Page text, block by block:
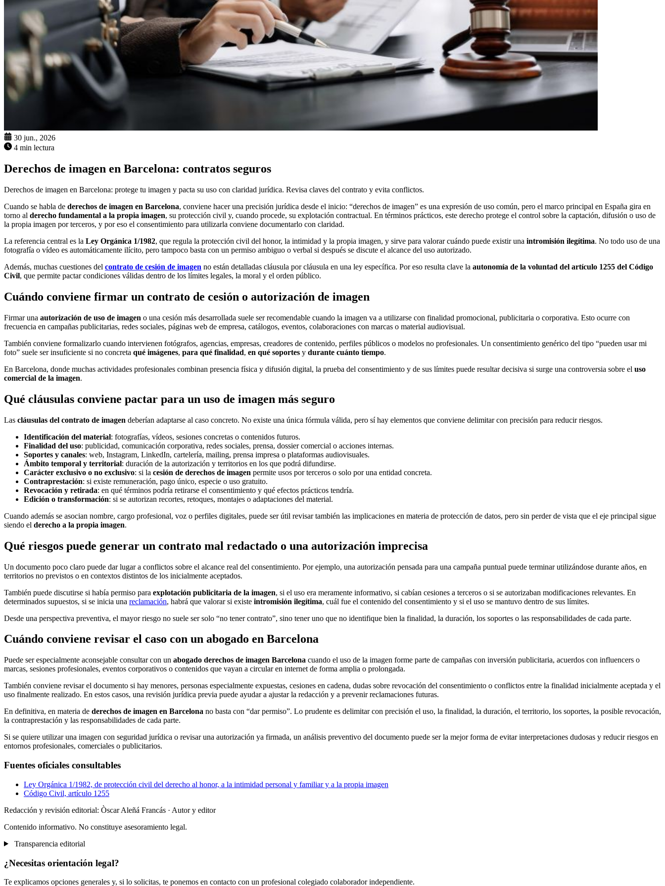
30 jun., 2026
4 min lectura
Derechos de imagen en Barcelona: contratos seguros
Derechos de imagen en Barcelona: protege tu imagen y pacta su uso con claridad jurídica. Revisa claves del contrato y evita conflictos.
Cuando se habla de derechos de imagen en Barcelona, conviene hacer una precisión jurídica desde el inicio: “derechos de imagen” es una expresión de uso común, pero el marco principal en España gira en
torno al derecho fundamental a la propia imagen, su protección civil y, cuando procede, su explotación contractual. En términos prácticos, este derecho protege el control sobre la captación, difusión o uso de
la propia imagen por terceros, y por eso el consentimiento para utilizarla conviene documentarlo con claridad.
La referencia central es la Ley Orgánica 1/1982, que regula la protección civil del honor, la intimidad y la propia imagen, y sirve para valorar cuándo puede existir una intromisión ilegítima. No todo uso de una
fotografía o vídeo es automáticamente ilícito, pero tampoco basta con un permiso ambiguo o verbal si después se discute el alcance del uso autorizado.
Además, muchas cuestiones del contrato de cesión de imagen no están detalladas cláusula por cláusula en una ley específica. Por eso resulta clave la autonomía de la voluntad del artículo 1255 del Código
Civil, que permite pactar condiciones válidas dentro de los límites legales, la moral y el orden público.
Cuándo conviene firmar un contrato de cesión o autorización de imagen
Firmar una autorización de uso de imagen o una cesión más desarrollada suele ser recomendable cuando la imagen va a utilizarse con finalidad promocional, publicitaria o corporativa. Esto ocurre con
frecuencia en campañas publicitarias, redes sociales, páginas web de empresa, catálogos, eventos, colaboraciones con marcas o material audiovisual.
También conviene formalizarlo cuando intervienen fotógrafos, agencias, empresas, creadores de contenido, perfiles públicos o modelos no profesionales. Un consentimiento genérico del tipo “pueden usar mi
foto” suele ser insuficiente si no concreta qué imágenes, para qué finalidad, en qué soportes y durante cuánto tiempo.
En Barcelona, donde muchas actividades profesionales combinan presencia física y difusión digital, la prueba del consentimiento y de sus límites puede resultar decisiva si surge una controversia sobre el uso
comercial de la imagen.
Qué cláusulas conviene pactar para un uso de imagen más seguro
Las cláusulas del contrato de imagen deberían adaptarse al caso concreto. No existe una única fórmula válida, pero sí hay elementos que conviene delimitar con precisión para reducir riesgos.
Identificación del material: fotografías, vídeos, sesiones concretas o contenidos futuros.
Finalidad del uso: publicidad, comunicación corporativa, redes sociales, prensa, dossier comercial o acciones internas.
Soportes y canales: web, Instagram, LinkedIn, cartelería, mailing, prensa impresa o plataformas audiovisuales.
Ámbito temporal y territorial: duración de la autorización y territorios en los que podrá difundirse.
Carácter exclusivo o no exclusivo: si la cesión de derechos de imagen permite usos por terceros o solo por una entidad concreta.
Contraprestación: si existe remuneración, pago único, especie o uso gratuito.
Revocación y retirada: en qué términos podría retirarse el consentimiento y qué efectos prácticos tendría.
Edición o transformación: si se autorizan recortes, retoques, montajes o adaptaciones del material.
Cuando además se asocian nombre, cargo profesional, voz o perfiles digitales, puede ser útil revisar también las implicaciones en materia de protección de datos, pero sin perder de vista que el eje principal sigue
siendo el derecho a la propia imagen.
Qué riesgos puede generar un contrato mal redactado o una autorización imprecisa
Un documento poco claro puede dar lugar a conflictos sobre el alcance real del consentimiento. Por ejemplo, una autorización pensada para una campaña puntual puede terminar utilizándose durante años, en
territorios no previstos o en contextos distintos de los inicialmente aceptados.
También puede discutirse si había permiso para explotación publicitaria de la imagen, si el uso era meramente informativo, si cabían cesiones a terceros o si se autorizaban modificaciones relevantes. En
determinados supuestos, si se inicia una reclamación, habrá que valorar si existe intromisión ilegítima, cuál fue el contenido del consentimiento y si el uso se mantuvo dentro de sus límites.
Desde una perspectiva preventiva, el mayor riesgo no suele ser solo “no tener contrato”, sino tener uno que no identifique bien la finalidad, la duración, los soportes o las responsabilidades de cada parte.
Cuándo conviene revisar el caso con un abogado en Barcelona
Puede ser especialmente aconsejable consultar con un abogado derechos de imagen Barcelona cuando el uso de la imagen forme parte de campañas con inversión publicitaria, acuerdos con influencers o
marcas, sesiones profesionales, eventos corporativos o contenidos que vayan a circular en internet de forma amplia o prolongada.
También conviene revisar el documento si hay menores, personas especialmente expuestas, cesiones en cadena, dudas sobre revocación del consentimiento o conflictos entre la finalidad inicialmente aceptada y el
uso finalmente realizado. En estos casos, una revisión jurídica previa puede ayudar a ajustar la redacción y a prevenir reclamaciones futuras.
En definitiva, en materia de derechos de imagen en Barcelona no basta con “dar permiso”. Lo prudente es delimitar con precisión el uso, la finalidad, la duración, el territorio, los soportes, la posible revocación,
la contraprestación y las responsabilidades de cada parte.
Si se quiere utilizar una imagen con seguridad jurídica o revisar una autorización ya firmada, un análisis preventivo del documento puede ser la mejor forma de evitar interpretaciones dudosas y reducir riesgos en
entornos profesionales, comerciales o publicitarios.
Fuentes oficiales consultables
Ley Orgánica 1/1982, de protección civil del derecho al honor, a la intimidad personal y familiar y a la propia imagen
Código Civil, artículo 1255
Redacción y revisión editorial: Òscar Aleñá Francás · Autor y editor
Contenido informativo. No constituye asesoramiento legal.
Transparencia editorial
¿Necesitas orientación legal?
Te explicamos opciones generales y, si lo solicitas, te ponemos en contacto con un profesional colegiado colaborador independiente.